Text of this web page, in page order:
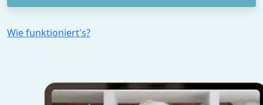
Wie funktioniert's?